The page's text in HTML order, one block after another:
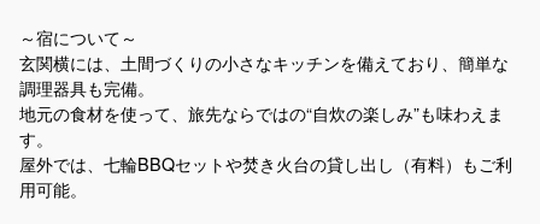
～宿について～
玄関横には、土間づくりの小さなキッチンを備えており、簡単な
調理器具も完備。
地元の食材を使って、旅先ならではの“自炊の楽しみ”も味わえま
す。
屋外では、七輪BBQセットや焚き火台の貸し出し（有料）もご利
用可能。